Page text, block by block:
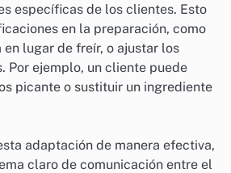
específicas de los clientes. Esto
en la preparación, como
lugar de freír, o ajustar los
Por ejemplo, un cliente puede
picante o sustituir un ingrediente
adaptación de manera efectiva,
claro de comunicación entre el